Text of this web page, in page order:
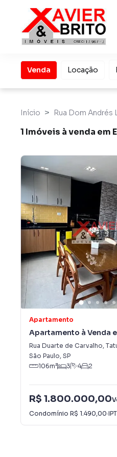
Venda Locação
Início Rua Dom Andrés
1 Imóveis à venda em
Apartamento
Apartamento à Venda
Rua Duarte de Carvalho,
São Paulo, SP
106m² 3 4 2
R$ 1.800.000,00
Condomínio R$ 1.490,00·